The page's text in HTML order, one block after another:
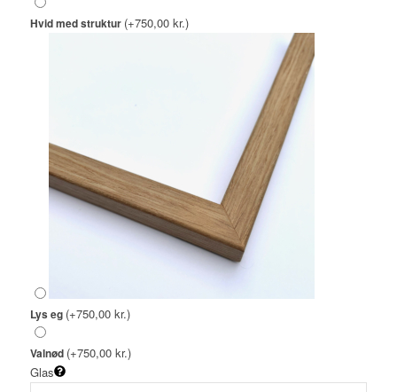
Hvid med struktur (+750,00 kr.)
Lys eg (+750,00 kr.)
Valnød (+750,00 kr.)
Glas